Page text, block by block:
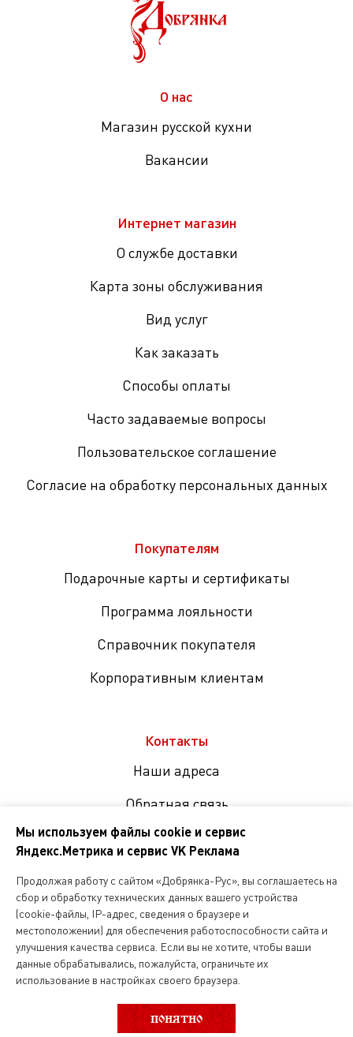
О нас
Магазин русской кухни
Вакансии
Интернет магазин
О службе доставки
Карта зоны обслуживания
Вид услуг
Как заказать
Способы оплаты
Часто задаваемые вопросы
Пользовательское соглашение
Согласие на обработку персональных данных
Покупателям
Подарочные карты и сертификаты
Программа лояльности
Справочник покупателя
Корпоративным клиентам
Контакты
Наши адреса
Обратная связь
соцсетях
ООО «Русская поварня» 2026
Копирование и любое другое использование информации,
размещенной на сайте Dobryanka-rus.ru
допускается исключительно с письменного разрешения ООО
«Русская поварня»
Мы используем файлы cookie и сервис
Яндекс.Метрика и сервис VK Реклама
Продолжая работу с сайтом «Добрянка-Рус», вы соглашаетесь на
сбор и обработку технических данных вашего устройства
(cookie-файлы, IP-адрес, сведения о браузере и
местоположении) для обеспечения работоспособности сайта и
улучшения качества сервиса. Если вы не хотите, чтобы ваши
данные обрабатывались, пожалуйста, ограничьте их
использование в настройках своего браузера.
ПОНЯТНО